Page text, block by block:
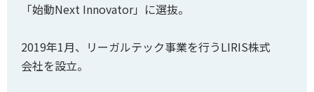
「始動Next Innovator」に選抜。
2019年1月、リーガルテック事業を行うLIRIS株式
会社を設立。